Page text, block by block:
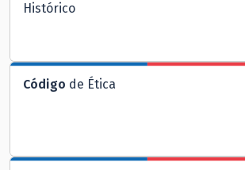
Histórico
Código de Ética